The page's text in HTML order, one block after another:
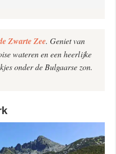
Zwarte Zee. Geniet van
wateren en een heerlijke
onder de Bulgaarse zon.